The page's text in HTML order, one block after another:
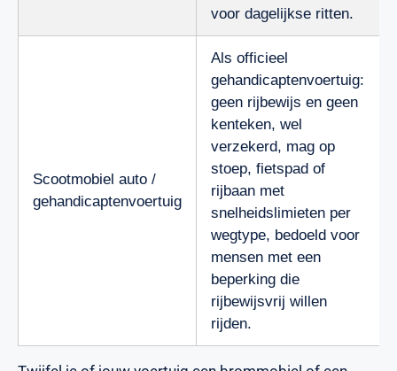
voor dagelijkse ritten.
Scootmobiel auto /
gehandicaptenvoertuig
Als officieel
gehandicaptenvoertuig:
geen rijbewijs en geen
kenteken, wel
verzekerd, mag op
stoep, fietspad of
rijbaan met
snelheidslimieten per
wegtype, bedoeld voor
mensen met een
beperking die
rijbewijsvrij willen
rijden.